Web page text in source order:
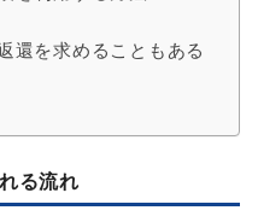
還を求めることもある
る流れ